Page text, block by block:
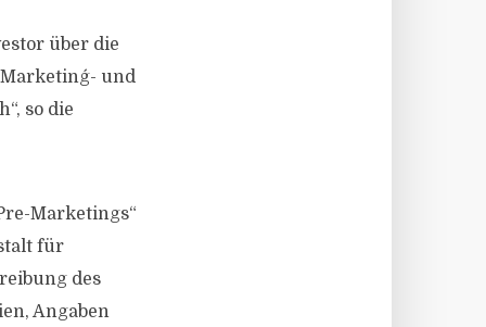
über die
und
so die
Marketings“
für
des
Angaben